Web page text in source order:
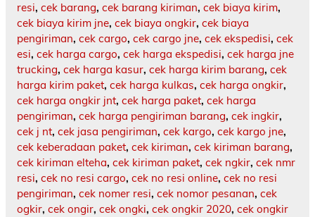
resi, cek barang, cek barang kiriman, cek biaya kirim,
cek biaya kirim jne, cek biaya ongkir, cek biaya
pengiriman, cek cargo, cek cargo jne, cek ekspedisi, cek
esi, cek harga cargo, cek harga ekspedisi, cek harga jne
trucking, cek harga kasur, cek harga kirim barang, cek
harga kirim paket, cek harga kulkas, cek harga ongkir,
cek harga ongkir jnt, cek harga paket, cek harga
pengiriman, cek harga pengiriman barang, cek ingkir,
cek j nt, cek jasa pengiriman, cek kargo, cek kargo jne,
cek keberadaan paket, cek kiriman, cek kiriman barang,
cek kiriman elteha, cek kiriman paket, cek ngkir, cek nmr
resi, cek no resi cargo, cek no resi online, cek no resi
pengiriman, cek nomer resi, cek nomor pesanan, cek
ogkir, cek ongir, cek ongki, cek ongkir 2020, cek ongkir